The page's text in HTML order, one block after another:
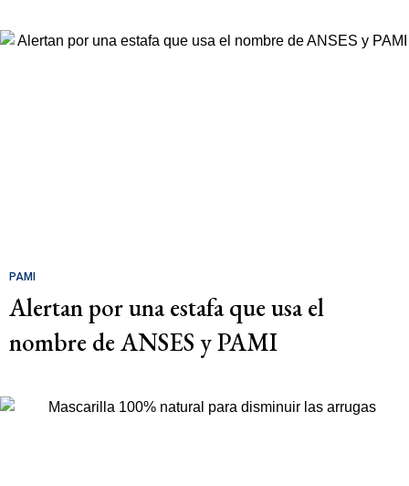
PAMI
Alertan por una estafa que usa el
nombre de ANSES y PAMI